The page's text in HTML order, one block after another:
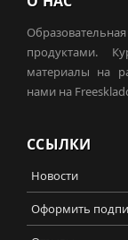
продуктами.
материалы на
нами на
ССЫЛКИ
Новости
Оформить